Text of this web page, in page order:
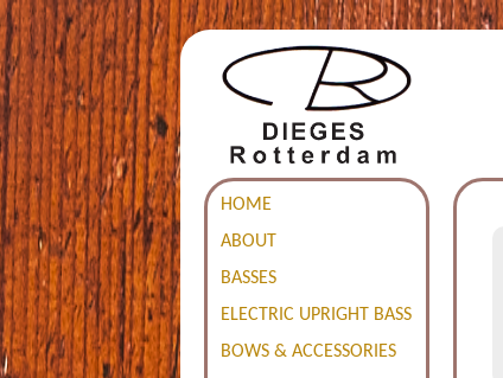
HOME
ABOUT
BASSES
ELECTRIC UPRIGHT BASS
BOWS & ACCESSORIES